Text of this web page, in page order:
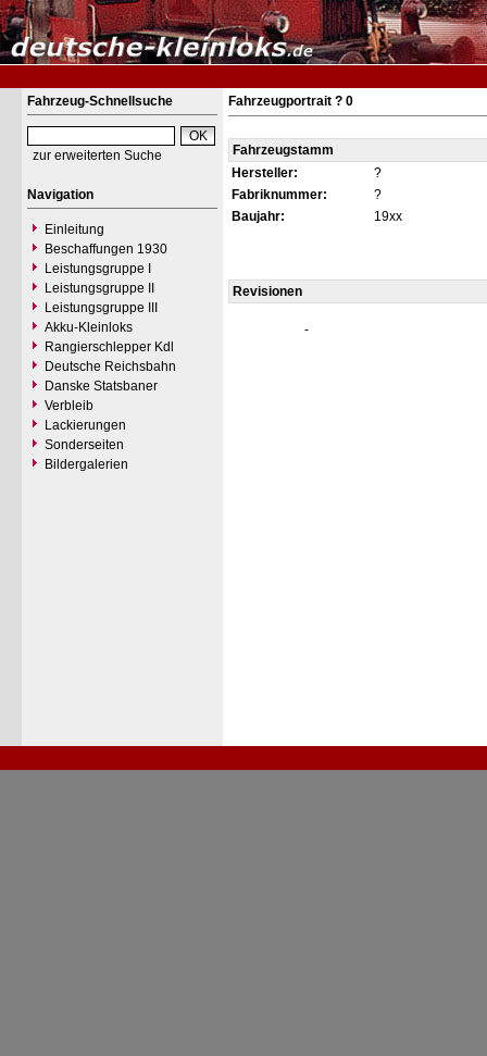
Fahrzeug-Schnellsuche
zur erweiterten Suche
Navigation
Einleitung
Beschaffungen 1930
Leistungsgruppe I
Leistungsgruppe II
Leistungsgruppe III
Akku-Kleinloks
Rangierschlepper Kdl
Deutsche Reichsbahn
Danske Statsbaner
Verbleib
Lackierungen
Sonderseiten
Bildergalerien
Fahrzeugportrait ? 0
Fahrzeugstamm
Hersteller:
?
Fabriknummer:
?
Baujahr:
19xx
Revisionen
-